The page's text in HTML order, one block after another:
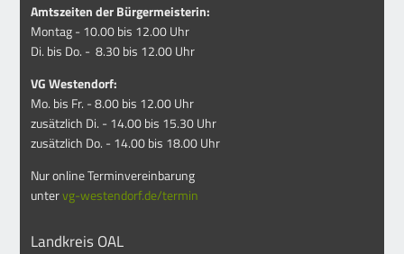
Amtszeiten der Bürgermeisterin:
Montag - 10.00 bis 12.00 Uhr
Di. bis Do. - 8.30 bis 12.00 Uhr
VG Westendorf:
Mo. bis Fr. - 8.00 bis 12.00 Uhr
zusätzlich Di. - 14.00 bis 15.30 Uhr
zusätzlich Do. - 14.00 bis 18.00 Uhr
Nur online Terminvereinbarung
untervg-westendorf.de/termin
Landkreis OAL